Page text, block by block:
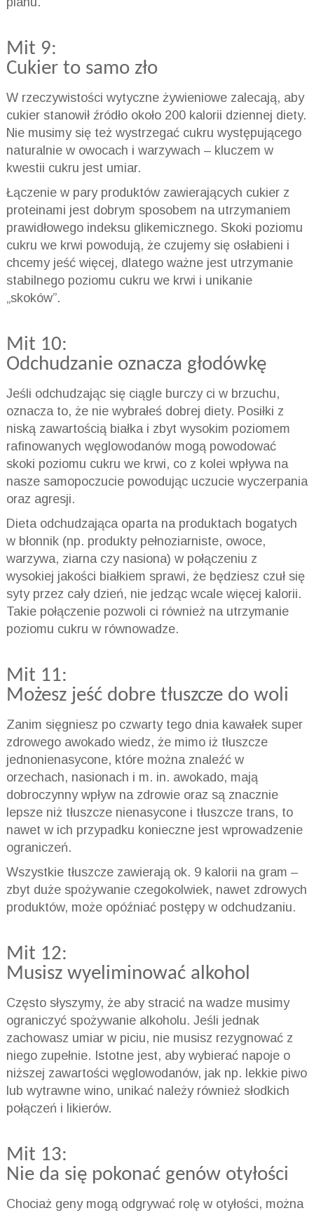
Mit 9:
Cukier to samo zło
W rzeczywistości wytyczne żywieniowe zalecają, aby
cukier stanowił źródło około 200 kalorii dziennej diety.
Nie musimy się też wystrzegać cukru występującego
naturalnie w owocach i warzywach – kluczem w
kwestii cukru jest umiar.
Łączenie w pary produktów zawierających cukier z
proteinami jest dobrym sposobem na utrzymaniem
prawidłowego indeksu glikemicznego. Skoki poziomu
cukru we krwi powodują, że czujemy się osłabieni i
chcemy jeść więcej, dlatego ważne jest utrzymanie
stabilnego poziomu cukru we krwi i unikanie
„skoków”.
Mit 10:
Odchudzanie oznacza głodówkę
Jeśli odchudzając się ciągle burczy ci w brzuchu,
oznacza to, że nie wybrałeś dobrej diety. Posiłki z
niską zawartością białka i zbyt wysokim poziomem
rafinowanych węglowodanów mogą powodować
skoki poziomu cukru we krwi, co z kolei wpływa na
nasze samopoczucie powodując uczucie wyczerpania
oraz agresji.
Dieta odchudzająca oparta na produktach bogatych
w błonnik (np. produkty pełnoziarniste, owoce,
warzywa, ziarna czy nasiona) w połączeniu z
wysokiej jakości białkiem sprawi, że będziesz czuł się
syty przez cały dzień, nie jedząc wcale więcej kalorii.
Takie połączenie pozwoli ci również na utrzymanie
poziomu cukru w równowadze.
Mit 11:
Możesz jeść dobre tłuszcze do woli
Zanim sięgniesz po czwarty tego dnia kawałek super
zdrowego awokado wiedz, że mimo iż tłuszcze
jednonienasycone, które można znaleźć w
orzechach, nasionach i m. in. awokado, mają
dobroczynny wpływ na zdrowie oraz są znacznie
lepsze niż tłuszcze nienasycone i tłuszcze trans, to
nawet w ich przypadku konieczne jest wprowadzenie
ograniczeń.
Wszystkie tłuszcze zawierają ok. 9 kalorii na gram –
zbyt duże spożywanie czegokolwiek, nawet zdrowych
produktów, może opóźniać postępy w odchudzaniu.
Mit 12:
Musisz wyeliminować alkohol
Często słyszymy, że aby stracić na wadze musimy
ograniczyć spożywanie alkoholu. Jeśli jednak
zachowasz umiar w piciu, nie musisz rezygnować z
niego zupełnie. Istotne jest, aby wybierać napoje o
niższej zawartości węglowodanów, jak np. lekkie piwo
lub wytrawne wino, unikać należy również słodkich
połączeń i likierów.
Mit 13:
Nie da się pokonać genów otyłości
Chociaż geny mogą odgrywać rolę w otyłości, można